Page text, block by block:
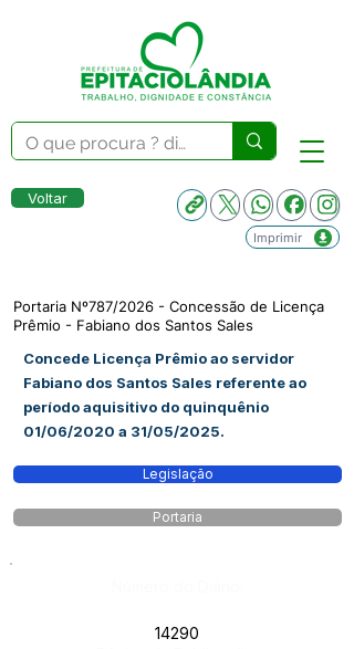
Voltar
Imprimir
Portaria Nº787/2026 - Concessão de Licença
Prêmio - Fabiano dos Santos Sales
Concede Licença Prêmio ao servidor
Fabiano dos Santos Sales referente ao
período aquisitivo do quinquênio
01/06/2020 a 31/05/2025.
Legislação
Portaria
14290